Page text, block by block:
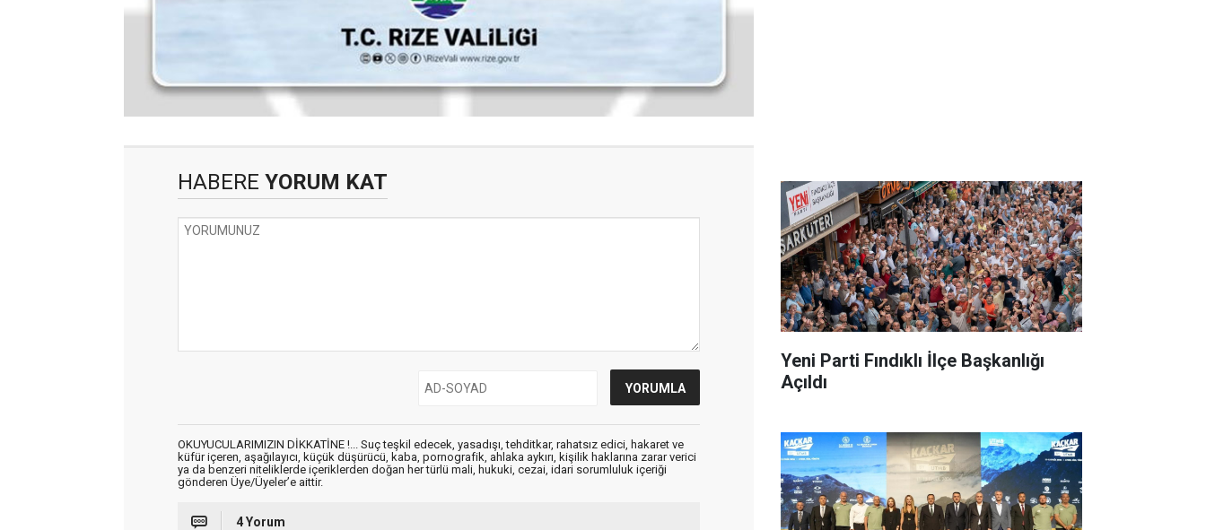
HABERE YORUM KAT
OKUYUCULARIMIZIN DİKKATİNE !... Suç teşkil edecek, yasadışı, tehditkar, rahatsız edici, hakaret ve
küfür içeren, aşağılayıcı, küçük düşürücü, kaba, pornografik, ahlaka aykırı, kişilik haklarına zarar verici
ya da benzeri niteliklerde içeriklerden doğan her türlü mali, hukuki, cezai, idari sorumluluk içeriği
gönderen Üye/Üyeler’e aittir.
4 Yorum
Yeni Parti Fındıklı İlçe Başkanlığı
Açıldı